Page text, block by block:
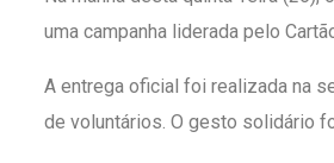
uma campanha liderada pelo
A entrega oficial foi realizada na
de voluntários. O gesto solidário